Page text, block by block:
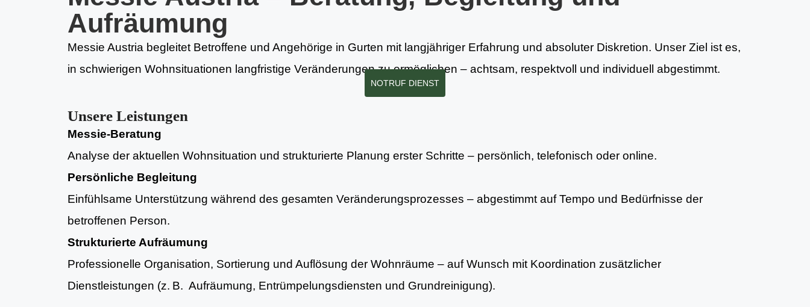
Aufräumung
Messie Austria begleitet Betroffene und Angehörige in Gurten mit langjähriger Erfahrung und absoluter Diskretion. Unser Ziel ist es,
in schwierigen Wohnsituationen langfristige Veränderungen zu ermöglichen – achtsam, respektvoll und individuell abgestimmt.
NOTRUF DIENST
Unsere Leistungen
Messie-Beratung
Analyse der aktuellen Wohnsituation und strukturierte Planung erster Schritte – persönlich, telefonisch oder online.
Persönliche Begleitung
Einfühlsame Unterstützung während des gesamten Veränderungsprozesses – abgestimmt auf Tempo und Bedürfnisse der
betroffenen Person.
Strukturierte Aufräumung
Professionelle Organisation, Sortierung und Auflösung der Wohnräume – auf Wunsch mit Koordination zusätzlicher
Dienstleistungen (z. B. Aufräumung, Entrümpelungsdiensten und Grundreinigung).